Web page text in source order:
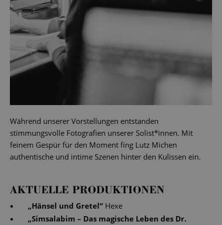
Während unserer Vorstellungen entstanden
stimmungsvolle Fotografien unserer Solist*innen. Mit
feinem Gespür für den Moment fing Lutz Michen
authentische und intime Szenen hinter den Kulissen ein.
AKTUELLE PRODUKTIONEN
„Hänsel und Gretel“ Hexe
„Simsalabim – Das magische Leben des Dr.